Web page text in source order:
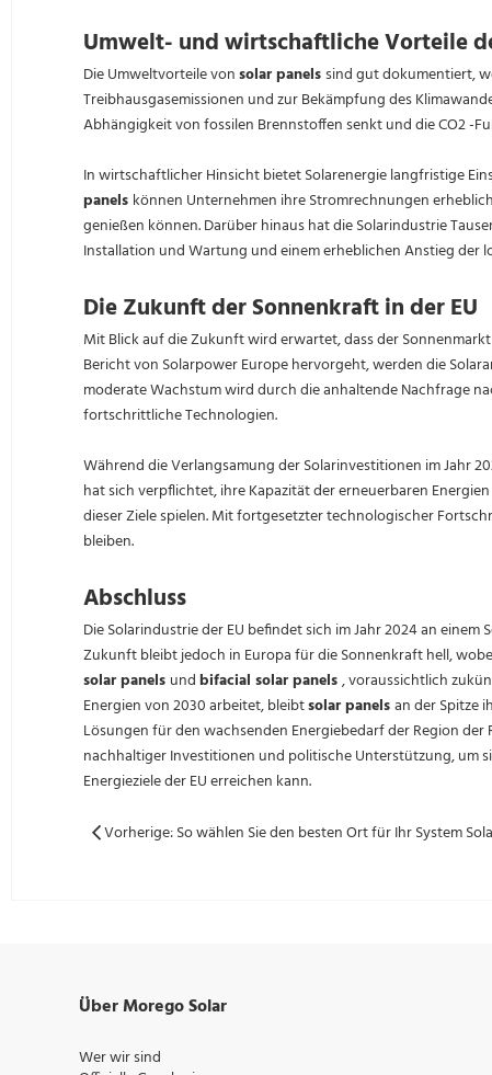
Umwelt- und wirtschaftliche Vorteile
Die Umweltvorteile vonsolar panelssind gut dokumentiert,
Treibhausgasemissionen und zur Bekämpfung des
Abhängigkeit von fossilen Brennstoffen senkt und die CO2 -
In wirtschaftlicher Hinsicht bietet Solarenergie langfristige
panels können Unternehmen ihre Stromrechnungen
genießen können. Darüber hinaus hat die Solarindustrie
Installation und Wartung und einem erheblichen Anstieg der
Die Zukunft der Sonnenkraft in der EU
Mit Blick auf die Zukunft wird erwartet, dass der
Bericht von Solarpower Europe hervorgeht, werden die
moderate Wachstum wird durch die anhaltende Nachfrage
fortschrittliche Technologien.
Während die Verlangsamung der Solarinvestitionen im Jahr
hat sich verpflichtet, ihre Kapazität der erneuerbaren
dieser Ziele spielen. Mit fortgesetzter technologischer
bleiben.
Abschluss
Die Solarindustrie der EU befindet sich im Jahr 2024 an
Zukunft bleibt jedoch in Europa für die Sonnenkraft hell,
solar panels undbifacial solar panels, voraussichtlich
Energien von 2030 arbeitet, bleibtsolar panelsan der Spitze
Lösungen für den wachsenden Energiebedarf der Region
nachhaltiger Investitionen und politische Unterstützung, um
Energieziele der EU erreichen kann.
Über Morego Solar
Wer wir sind